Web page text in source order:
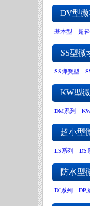
DV型
基本型 超
SS型微
SS弹簧型
KW型
DM系列
超小型
LS系列 DS
防水型
DJ系列 DP